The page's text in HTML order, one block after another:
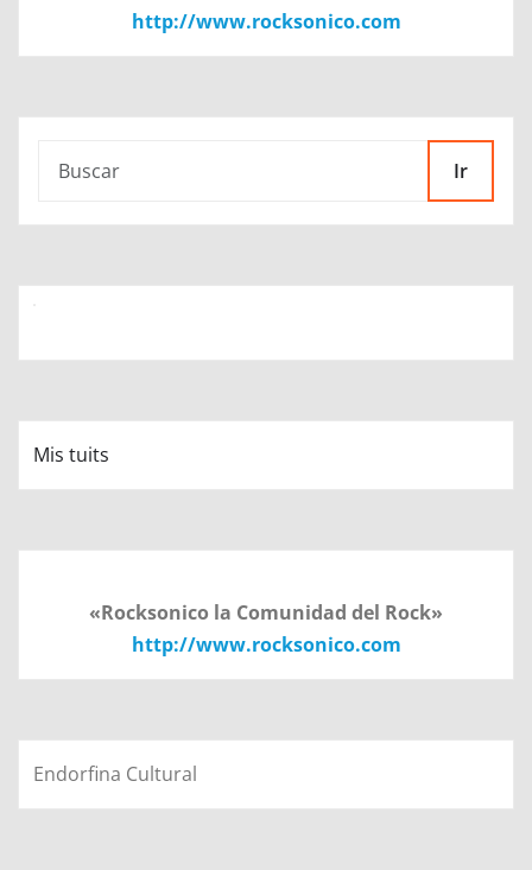
http://www.rocksonico.com
Ir
Mis tuits
«Rocksonico la Comunidad del Rock»
http://www.rocksonico.com
Endorfina Cultural